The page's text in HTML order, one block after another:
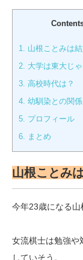
1. 山根ことみは
2. 大学は東大じ
3. 高校時代は？
4. 幼馴染との関係
5. プロフィール
6. まとめ
山根ことみ
今年23歳になる山
女流棋士は勉強や
していそう。